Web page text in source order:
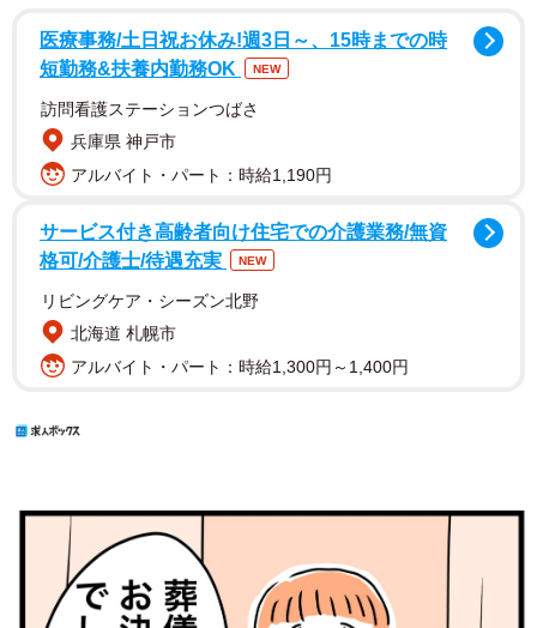
医療事務/土日祝お休み!週3日～、15時までの時
短勤務&扶養内勤務OK
NEW
訪問看護ステーションつばさ
兵庫県 神戸市
アルバイト・パート：時給1,190円
サービス付き高齢者向け住宅での介護業務/無資
格可/介護士/待遇充実
NEW
リビングケア・シーズン北野
北海道 札幌市
アルバイト・パート：時給1,300円～1,400円